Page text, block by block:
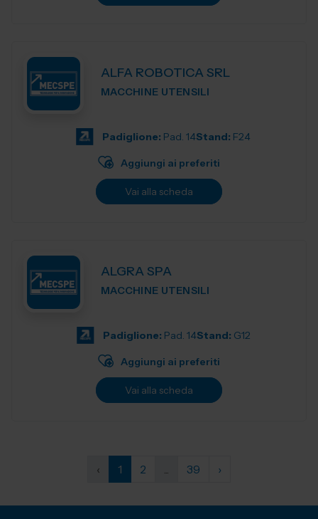
ALFA ROBOTICA SRL
MACCHINE UTENSILI
Padiglione: Pad. 14Stand: F24
Aggiungi ai preferiti
Vai alla scheda
ALGRA SPA
MACCHINE UTENSILI
Padiglione: Pad. 14Stand: G12
Aggiungi ai preferiti
Vai alla scheda
‹ 1 2 ... 39 ›